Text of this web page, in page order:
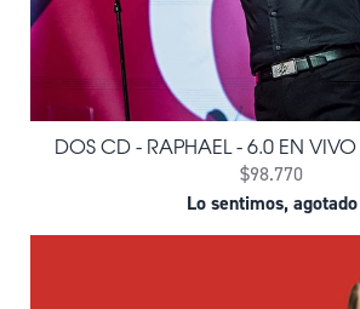
DOS CD - RAPHAEL - 6.0 EN
$98.770
Lo sentimos, agotado